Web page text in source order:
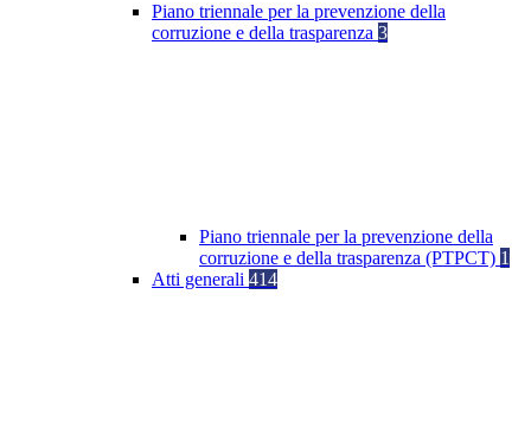
Piano triennale per la prevenzione della
corruzione e della trasparenza 3
Piano triennale per la prevenzione della
corruzione e della trasparenza (PTPCT) 1
Atti generali 414